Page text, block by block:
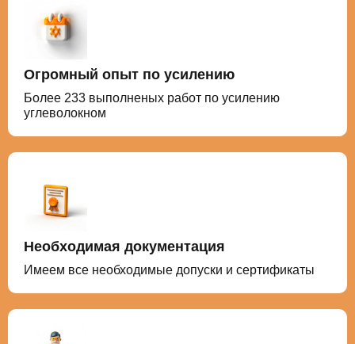
Огромный опыт по усилению
Более 233 выполненых работ по усилению
углеволокном
Необходимая документация
Имеем все необходимые допуски и сертификаты